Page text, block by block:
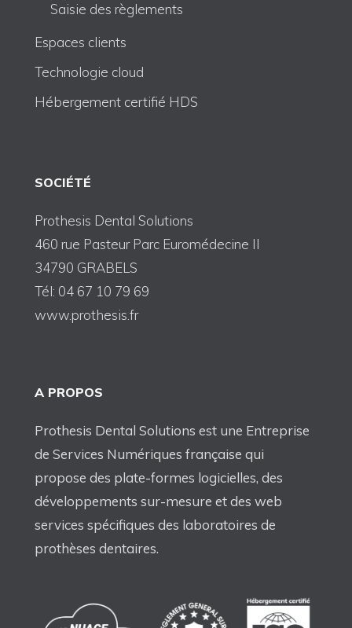
Saisie des règlements
Espaces clients
Technologie cloud
Hébergement certifié HDS
SOCIÉTÉ
Prothesis Dental Solutions
460 rue Pasteur Parc Euromédecine II
34790 GRABELS
Tél: 04 67 10 79 69
www.prothesis.fr
A PROPOS
Prothesis Dental Solutions est une Entreprise
de Services Numériques française qui
propose des plate-formes logicielles, des
développements sur-mesure et des web
services spécifiques des laboratoires de
prothèses dentaires.